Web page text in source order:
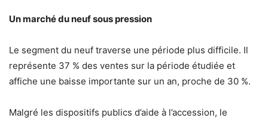
Un marché du neuf sous pression
Le segment du neuf traverse une période plus difficile. Il
représente 37 % des ventes sur la période étudiée et
affiche une baisse importante sur un an, proche de 30 %.
Malgré les dispositifs publics d’aide à l’accession, le